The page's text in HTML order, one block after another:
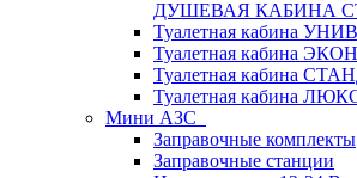
ДУШЕВАЯ КАБИНА
Туалетная кабина
Туалетная кабина
Туалетная кабина
Туалетная кабина
Мини АЗС
Заправочные комплекты
Заправочные станции